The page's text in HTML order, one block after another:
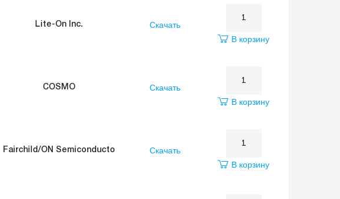
Lite-On Inc.
Скачать
В корзину
COSMO
Скачать
В корзину
Fairchild/ON Semiconducto
Скачать
В корзину